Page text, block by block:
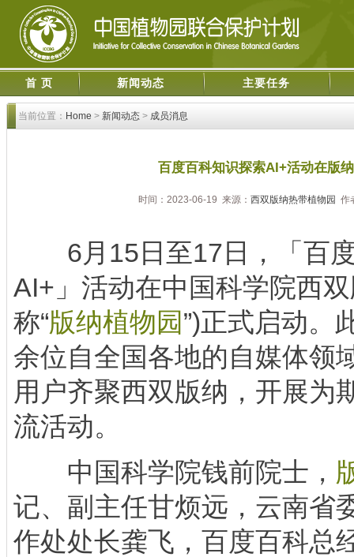
首 页 新闻动态 主要任务
当前位置： Home > 新闻动态 > 成员消息
百度百科知识探索AI+活动在版
时间：2023-06-19 来源： 西双版纳热带植物园 作
6月15日至17日，「百度
AI+」活动在中国科学院西
称“版纳植物园”)正式启动。
余位自全国各地的自媒体领
用户齐聚西双版纳，开展为
流活动。
中国科学院钱前院士，
记、副主任甘烦远，云南省
作处处长龚飞，百度百科总